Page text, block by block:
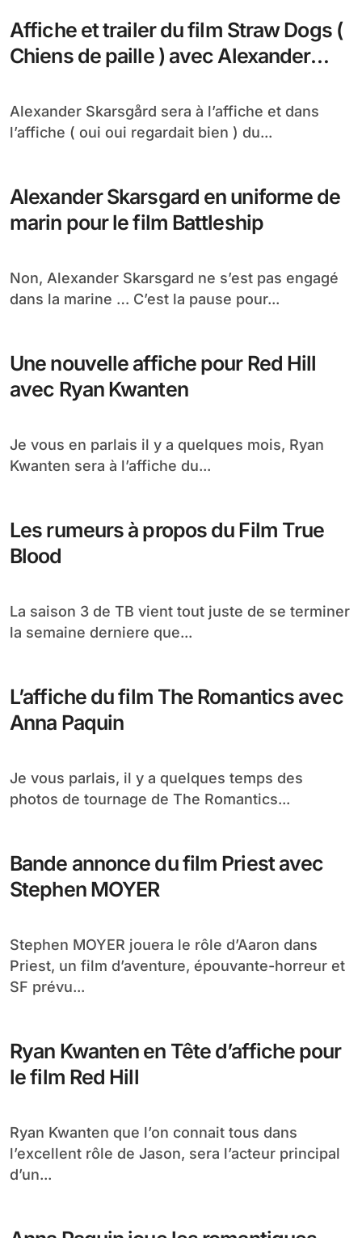
Affiche et trailer du film Straw Dogs (
Chiens de paille ) avec Alexander
Alexander Skarsgård sera à l’affiche et dans
l’affiche ( oui oui regardait bien ) du...
Alexander Skarsgard en uniforme de
marin pour le film Battleship
Non, Alexander Skarsgard ne s’est pas engagé
dans la marine … C’est la pause pour...
Une nouvelle affiche pour Red Hill
avec Ryan Kwanten
Je vous en parlais il y a quelques mois, Ryan
Kwanten sera à l’affiche du...
Les rumeurs à propos du Film True
Blood
La saison 3 de TB vient tout juste de se terminer
la semaine derniere que...
L’affiche du film The Romantics avec
Anna Paquin
Je vous parlais, il y a quelques temps des
photos de tournage de The Romantics...
Bande annonce du film Priest avec
Stephen MOYER
Stephen MOYER jouera le rôle d’Aaron dans
Priest, un film d’aventure, épouvante-horreur et
SF prévu...
Ryan Kwanten en Tête d’affiche pour
le film Red Hill
Ryan Kwanten que l’on connait tous dans
l’excellent rôle de Jason, sera l’acteur principal
d’un...